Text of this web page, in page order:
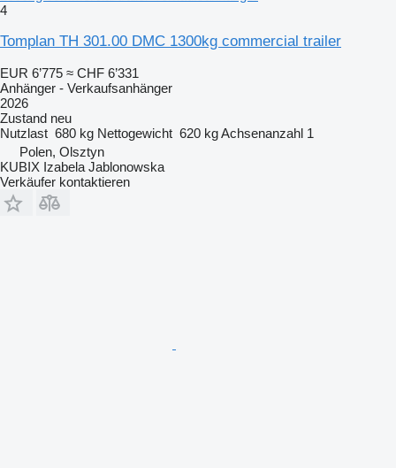
4
Tomplan TH 301.00 DMC 1300kg commercial trailer
EUR 6’775 ≈ CHF 6’331
Anhänger - Verkaufsanhänger
2026
Zustand neu
Nutzlast 680 kg Nettogewicht 620 kgAchsenanzahl 1
Polen, Olsztyn
KUBIX Izabela Jablonowska
Verkäufer kontaktieren